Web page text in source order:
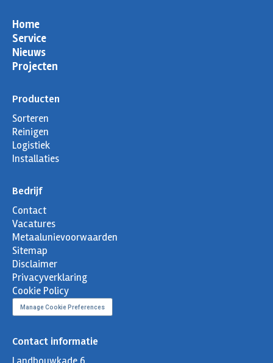
Home
Service
Nieuws
Projecten
Producten
Sorteren
Reinigen
Logistiek
Installaties
Bedrijf
Contact
Vacatures
Metaalunievoorwaarden
Sitemap
Disclaimer
Privacyverklaring
Cookie Policy
Manage Cookie Preferences
Contact informatie